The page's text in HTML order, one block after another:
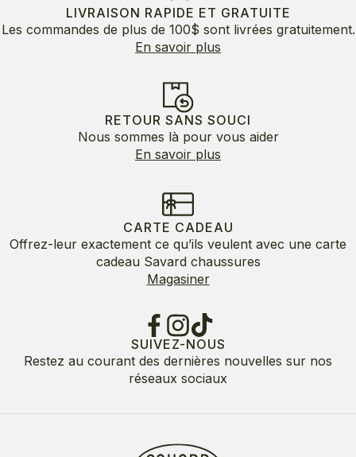
LIVRAISON RAPIDE ET GRATUITE
Les commandes de plus de 100$ sont livrées gratuitement.
En savoir plus
RETOUR SANS SOUCI
Nous sommes là pour vous aider
En savoir plus
CARTE CADEAU
Offrez-leur exactement ce qu’ils veulent avec une carte
cadeau Savard chaussures
Magasiner
SUIVEZ-NOUS
Restez au courant des dernières nouvelles sur nos
réseaux sociaux